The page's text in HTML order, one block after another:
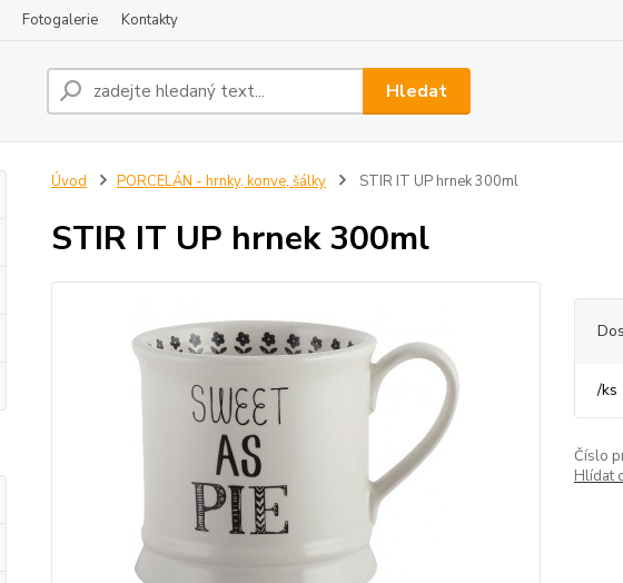
Fotogalerie Kontakty
Hledat
Úvod PORCELÁN - hrnky, konve, šálky STIR IT UP hrnek 300ml
STIR IT UP hrnek 300ml
/ks
Číslo
Hlídat